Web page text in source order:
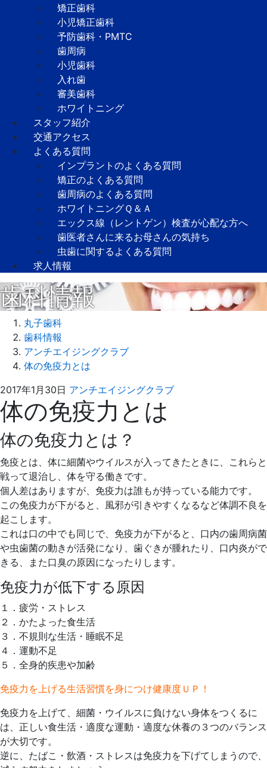
矯正歯科
小児矯正歯科
予防歯科・PMTC
歯周病
小児歯科
入れ歯
審美歯科
ホワイトニング
スタッフ紹介
交通アクセス
よくある質問
インプラントのよくある質問
矯正のよくある質問
歯周病のよくある質問
ホワイトニングＱ＆Ａ
エックス線（レントゲン）検査が心配な方へ
歯医者さんに来るお母さんの気持ち
虫歯に関するよくある質問
求人情報
歯科情報
丸子歯科
歯科情報
アンチエイジングクラブ
体の免疫力とは
2017年1月30日 アンチエイジングクラブ2021
日
丸
体の免疫力とは
体の免疫力とは？
免疫とは、体に細菌やウイルスが入ってきたときに、これらと
戦って退治し、体を守る働きです。
個人差はありますが、免疫力は誰もが持っている能力です。
この免疫力が下がると、風邪が引きやすくなるなど体調不良を
起こします。
これは口の中でも同じで、免疫力が下がると、口内の歯周病菌
や虫歯菌の動きが活発になり、歯ぐきが腫れたり、口内炎がで
きる、また口臭の原因になったりします。
免疫力が低下する原因
１．疲労・ストレス
２．かたよった食生活
３．不規則な生活・睡眠不足
４．運動不足
５．全身的疾患や加齢
免疫力を上げる生活習慣を身につけ健康度ＵＰ！
免疫力を上げて、細菌・ウイルスに負けない身体をつくるに
は、正しい食生活・適度な運動・適度な休養の３つのバランス
が大切です。
逆に、たばこ・飲酒・ストレスは免疫力を下げてしまうので、